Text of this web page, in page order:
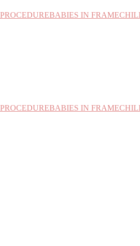
BABIES IN FRAME
BABIES IN FRAME